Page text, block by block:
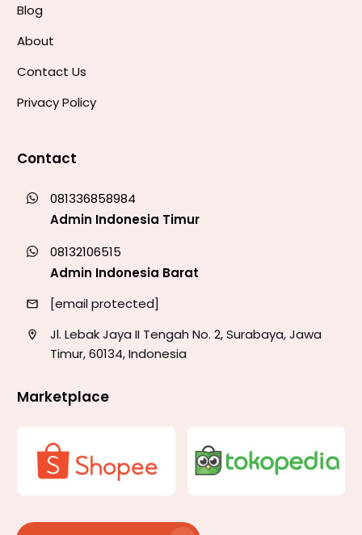
Blog
About
Contact Us
Privacy Policy
Contact
081336858984
Admin Indonesia Timur
08132106515
Admin Indonesia Barat
[email protected]
Jl. Lebak Jaya II Tengah No. 2, Surabaya, Jawa
Timur, 60134, Indonesia
Marketplace